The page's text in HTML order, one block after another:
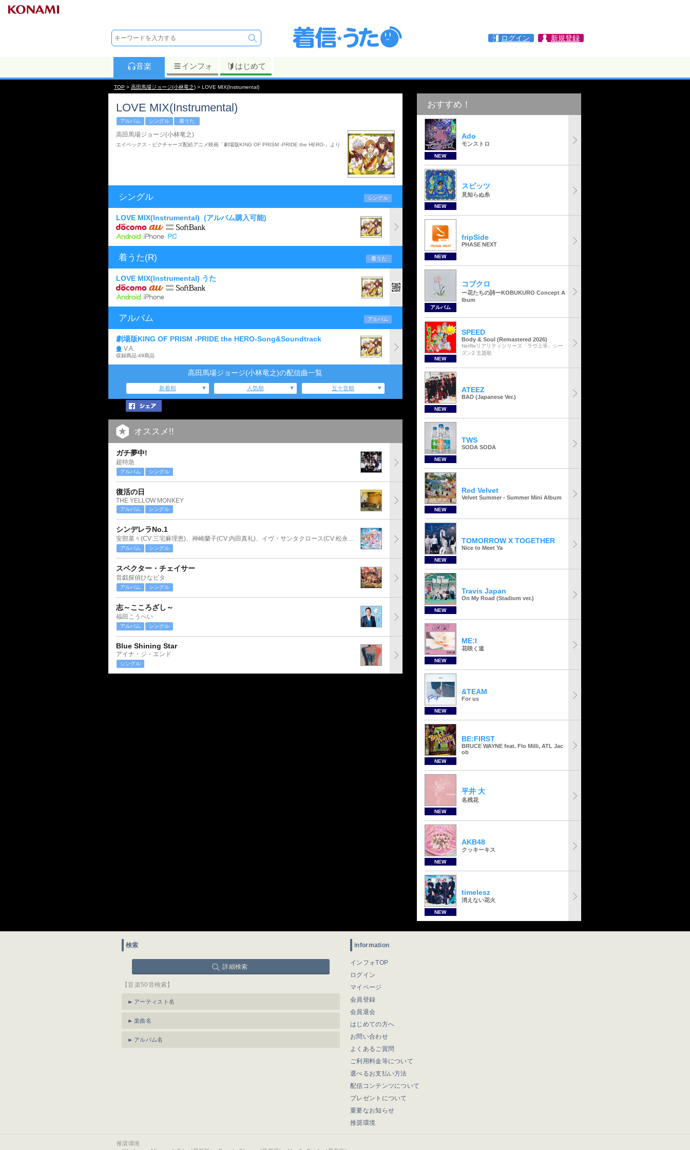
ログイン 新規登録
音楽 インフォ はじめて
TOP > 高田馬場ジョージ(小林竜之) > LOVE MIX(Instrumental)
LOVE MIX(Instrumental)
アルバム シングル 着うた
高田馬場ジョージ(小林竜之)
エイベックス・ピクチャーズ配給アニメ映画「劇場版KING OF PRISM -PRIDE the HERO-」より
シングル シングル
LOVE MIX(Instrumental) (アルバム購入可能)
着うた(R) 着うた
LOVE MIX(Instrumental) うた
アルバム アルバム
劇場版KING OF PRISM -PRIDE the HERO-Song&Soundtrack
V.A.
収録商品:49商品
高田馬場ジョージ(小林竜之)の配信曲一覧
新着順 人気順 五十音順
オススメ!!
ガチ夢中!
超特急
アルバム シングル
復活の日
THE YELLOW MONKEY
アルバム シングル
シンデレラNo.1
安部菜々(CV:三宅麻理恵)、神崎蘭子(CV:内田真礼)、イヴ・サンタクロース(CV:松永あかね)
アルバム シングル
スペクター・チェイサー
音戯探偵ひなビタ
アルバム シングル
志～こころざし～
福田こうへい
アルバム シングル
Blue Shining Star
アイナ・ジ・エンド
シングル
おすすめ！
NEW
Ado
モンストロ
NEW
スピッツ
見知らぬ糸
NEW
fripSide
PHASE NEXT
アルバム
コブクロ
ー花たちの詩ーKOBUKURO Concept A
lbum
NEW
SPEED
Body & Soul (Remastered 2026)
Netflixリアリティシリーズ「ラヴ上等」シー
ズン2 主題歌
NEW
ATEEZ
BAD (Japanese Ver.)
NEW
TWS
SODA SODA
NEW
Red Velvet
Velvet Summer - Summer Mini Album
NEW
TOMORROW X TOGETHER
Nice to Meet Ya
NEW
Travis Japan
On My Road (Stadium ver.)
NEW
ME:I
花咲く道
NEW
&TEAM
For us
NEW
BE:FIRST
BRUCE WAYNE feat. Flo Milli, ATL Jac
ob
NEW
平井 大
名残花
NEW
AKB48
クッキーキス
NEW
timelesz
消えない花火
検索
詳細検索
【音楽50音検索】
アーティスト名
楽曲名
アルバム名
information
インフォTOP
ログイン
マイページ
会員登録
会員退会
はじめての方へ
お問い合わせ
よくあるご質問
ご利用料金等について
選べるお支払い方法
配信コンテンツについて
プレゼントについて
重要なお知らせ
推奨環境
推奨環境